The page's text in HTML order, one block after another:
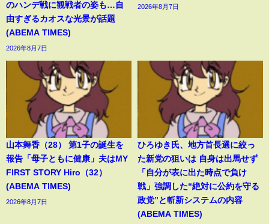
のハンデ戦に観戦者の姿も…自
由すぎるカオスな光景が話題
(ABEMA TIMES)
2026年8月7日
2026年8月7日
山本舞香（28） 第1子の誕生を
報告「母子ともに健康」夫はMY
FIRST STORY Hiro（32）
(ABEMA TIMES)
2026年8月7日
ひろゆき氏、地方首長選に絞っ
た新党の狙いは 自身は出馬せず
「自分が表に出た時点で負け
戦」強調した“絶対に公約を守る
政党”と斬新システムの内容
(ABEMA TIMES)